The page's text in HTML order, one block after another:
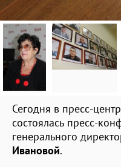
Сегодня в пресс-
состоялась пресс-
генерального
Ивановой.